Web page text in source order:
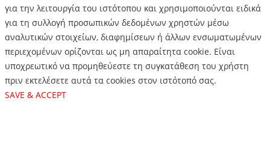
για την λειτουργία του ιστότοπου και χρησιμοποιούνται ειδικά
για τη συλλογή προσωπικών δεδομένων χρηστών μέσω
αναλυτικών στοιχείων, διαφημίσεων ή άλλων ενσωματωμένων
περιεχομένων ορίζονται ως μη απαραίτητα cookie. Είναι
υποχρεωτικό να προμηθεύεστε τη συγκατάθεση του χρήστη
πριν εκτελέσετε αυτά τα cookies στον ιστότοπό σας.
SAVE & ACCEPT